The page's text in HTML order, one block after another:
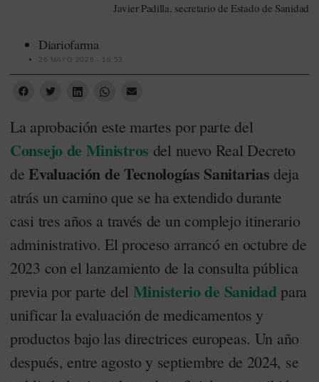
Javier Padilla, secretario de Estado de Sanidad
Diariofarma
26 MAYO 2026 - 18:53
La aprobación este martes por parte del
Consejo de Ministros del nuevo Real Decreto
deEvaluación de Tecnologías Sanitarias deja
atrás un camino que se ha extendido durante
casi tres años a través de un complejo itinerario
administrativo. El proceso arrancó en octubre de
2023 con el lanzamiento de la consulta pública
previa por parte del Ministerio de Sanidadpara
unificar la evaluación de medicamentos y
productos bajo las directrices europeas. Un año
después, entre agosto y septiembre de 2024, se